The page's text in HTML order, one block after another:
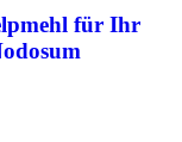
für Ihr